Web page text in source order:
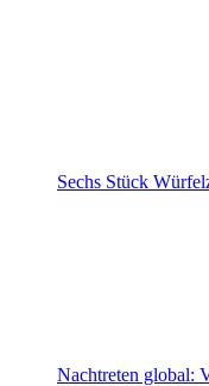
Sechs Stück
Nachtreten global: